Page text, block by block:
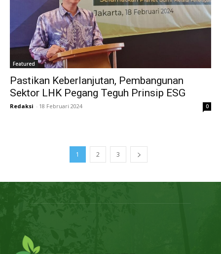
Featured
Pastikan Keberlanjutan, Pembangunan
Sektor LHK Pegang Teguh Prinsip ESG
Redaksi - 18 Februari 2024 0
1 2 3